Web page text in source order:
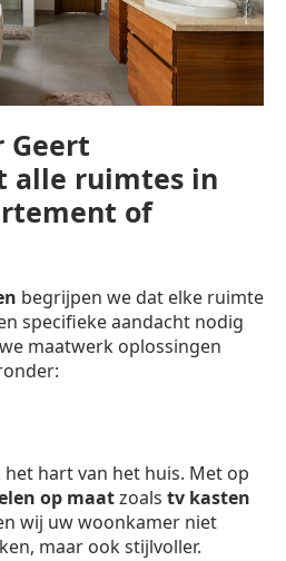
Geert
alle ruimtes in
of
begrijpen we dat elke ruimte
specifieke aandacht nodig
maatwerk oplossingen
hart van het huis. Met op
op maatzoals tv kasten
wij uw woonkamer niet
maar ook stijlvoller.